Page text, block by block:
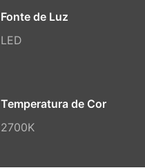
Fonte de Luz
LED
Temperatura de Cor
2700K